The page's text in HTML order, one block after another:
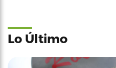
Lo Último